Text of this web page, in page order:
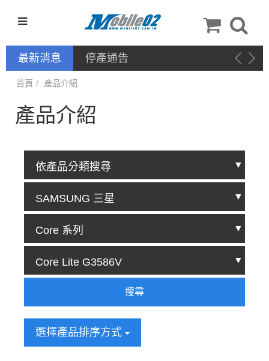
最新消息 停產通告
首頁 產品介紹
產品介紹
搜尋
選擇產品排序方式